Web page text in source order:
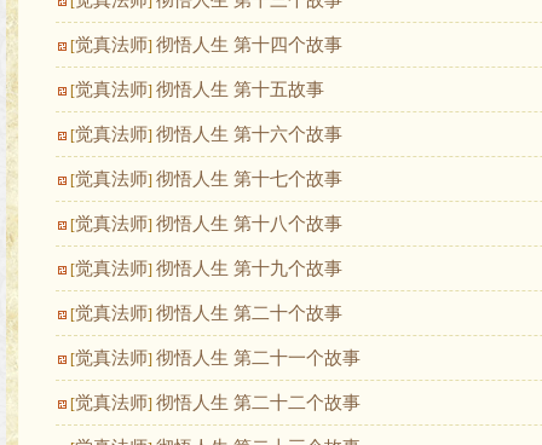
[觉真法师] 彻悟人生 第十四个故事
[觉真法师] 彻悟人生 第十五故事
[觉真法师] 彻悟人生 第十六个故事
[觉真法师] 彻悟人生 第十七个故事
[觉真法师] 彻悟人生 第十八个故事
[觉真法师] 彻悟人生 第十九个故事
[觉真法师] 彻悟人生 第二十个故事
[觉真法师] 彻悟人生 第二十一个故事
[觉真法师] 彻悟人生 第二十二个故事